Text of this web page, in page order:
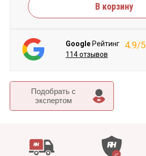
Подобрать c
экспертом
В корзину
Google Рейтинг 4.9/5
114 отзывов